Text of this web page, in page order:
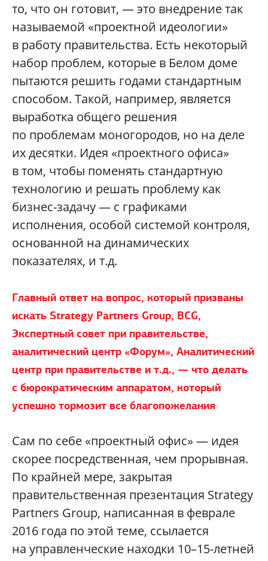
то, что он готовит, — это внедрение так
называемой «проектной идеологии»
в работу правительства. Есть некоторый
набор проблем, которые в Белом доме
пытаются решить годами стандартным
способом. Такой, например, является
выработка общего решения
по проблемам моногородов, но на деле
их десятки. Идея «проектного офиса»
в том, чтобы поменять стандартную
технологию и решать проблему как
бизнес-задачу — с графиками
исполнения, особой системой контроля,
основанной на динамических
показателях, и т.д.
Главный ответ на вопрос, который призваны
искать Strategy Partners Group, BCG,
Экспертный совет при правительстве,
аналитический центр «Форум», Аналитический
центр при правительстве и т.д., — что делать
с бюрократическим аппаратом, который
успешно тормозит все благопожелания
Сам по себе «проектный офис» — идея
скорее посредственная, чем прорывная.
По крайней мере, закрытая
правительственная презентация Strategy
Partners Group, написанная в феврале
2016 года по этой теме, ссылается
на управленческие находки 10–15-летней